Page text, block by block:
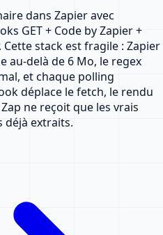
dans Zapier avec
GET + Code by Zapier +
stack est fragile : Zapier
au-delà de 6 Mo, le regex
et chaque polling
déplace le fetch, le rendu
ne reçoit que les vrais
déjà extraits.